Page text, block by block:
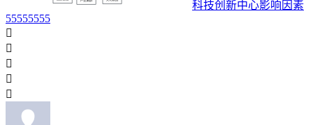
科技创新中心影响因素
55555555




